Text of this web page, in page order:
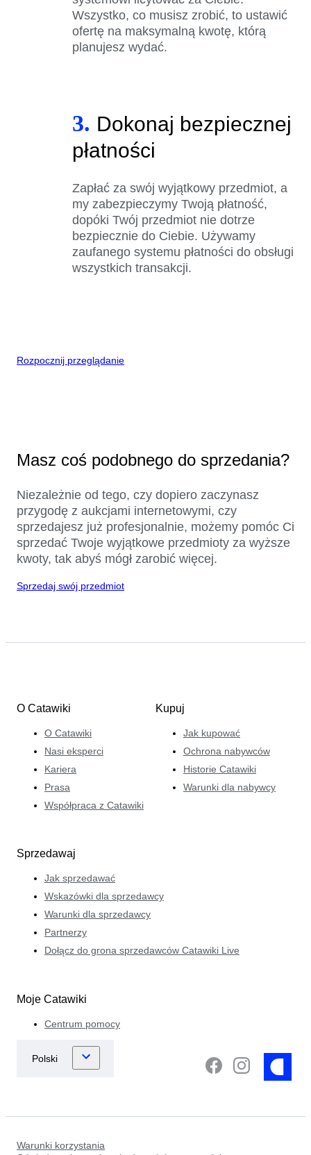
Wszystko, co musisz zrobić, to ustawić
ofertę na maksymalną kwotę, którą
planujesz wydać.
3. Dokonaj bezpiecznej
płatności
Zapłać za swój wyjątkowy przedmiot, a
my zabezpieczymy Twoją płatność,
dopóki Twój przedmiot nie dotrze
bezpiecznie do Ciebie. Używamy
zaufanego systemu płatności do obsługi
wszystkich transakcji.
Rozpocznij przeglądanie
Masz coś podobnego do sprzedania?
Niezależnie od tego, czy dopiero zaczynasz
przygodę z aukcjami internetowymi, czy
sprzedajesz już profesjonalnie, możemy pomóc Ci
sprzedać Twoje wyjątkowe przedmioty za wyższe
kwoty, tak abyś mógł zarobić więcej.
Sprzedaj swój przedmiot
O Catawiki
O Catawiki
Nasi eksperci
Kariera
Prasa
Współpraca z Catawiki
Kupuj
Jak kupować
Ochrona nabywców
Historie Catawiki
Warunki dla nabywcy
Sprzedawaj
Jak sprzedawać
Wskazówki dla sprzedawcy
Warunki dla sprzedawcy
Partnerzy
Dołącz do grona sprzedawców Catawiki Live
Moje Catawiki
Centrum pomocy
Warunki korzystania